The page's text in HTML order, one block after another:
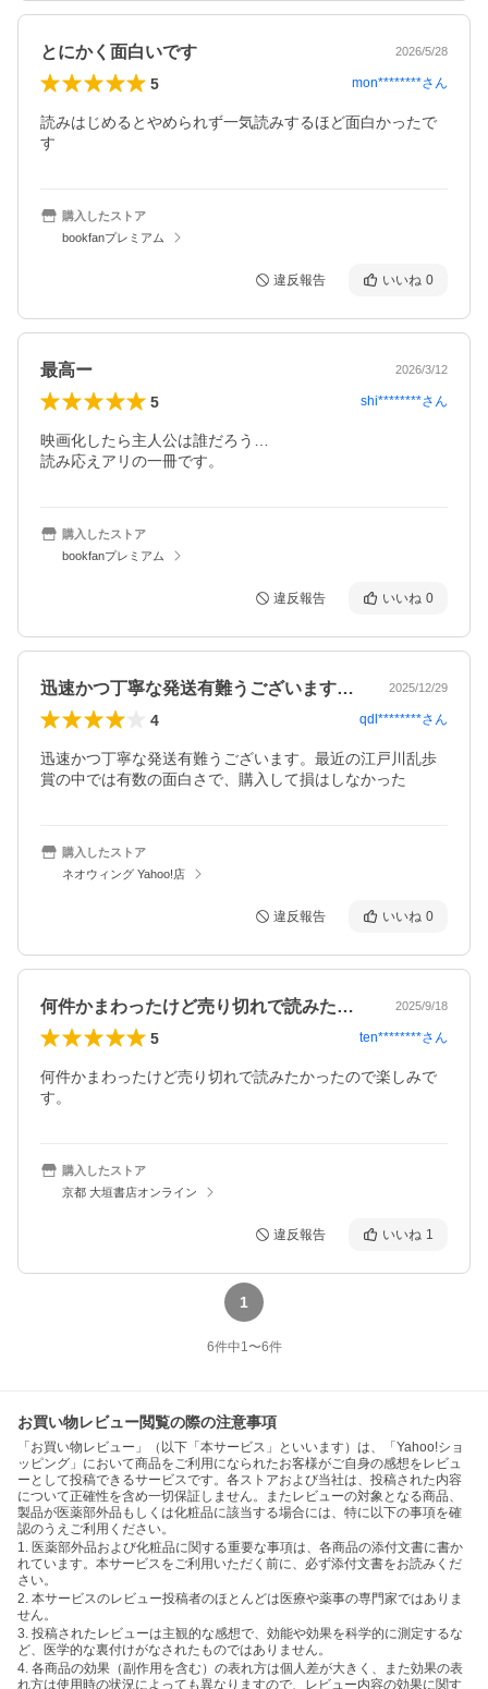
とにかく面白いです 2026/5/28
5 mon********さん
読みはじめるとやめられず一気読みするほど面白かったで
す
購入したストア
bookfanプレミアム
違反報告 いいね 0
最高ー 2026/3/12
5 shi********さん
映画化したら主人公は誰だろう…
読み応えアリの一冊です。
購入したストア
bookfanプレミアム
違反報告 いいね 0
迅速かつ丁寧な発送有難うございます。最… 2025/12/29
4 qdl********さん
迅速かつ丁寧な発送有難うございます。最近の江戸川乱歩
購入したストア
ネオウィング Yahoo!店
違反報告 いいね 0
何件かまわったけど売り切れで読みたかっ… 2025/9/18
5 ten********さん
何件かまわったけど売り切れで読みたかったので楽しみで
す。
購入したストア
京都 大垣書店オンライン
違反報告 いいね 1
1
6件中1〜6件
お買い物レビュー閲覧の際の注意事項
「お買い物レビュー」（以下「本サービス」といいます）は、「Yahoo!ショ
ッピング」において商品をご利用になられたお客様がご自身の感想をレビュ
ーとして投稿できるサービスです。各ストアおよび当社は、投稿された内容
について正確性を含め一切保証しません。またレビューの対象となる商品、
製品が医薬部外品もしくは化粧品に該当する場合には、特に以下の事項を確
認のうえご利用ください。
1. 医薬部外品および化粧品に関する重要な事項は、各商品の添付文書に書か
れています。本サービスをご利用いただく前に、必ず添付文書をお読みくだ
さい。
2. 本サービスのレビュー投稿者のほとんどは医療や薬事の専門家ではありま
せん。
3. 投稿されたレビューは主観的な感想で、効能や効果を科学的に測定するな
ど、医学的な裏付けがなされたものではありません。
4. 各商品の効果（副作用を含む）の表れ方は個人差が大きく、また効果の表
れ方は使用時の状況によっても異なりますので、レビュー内容の効果に関す